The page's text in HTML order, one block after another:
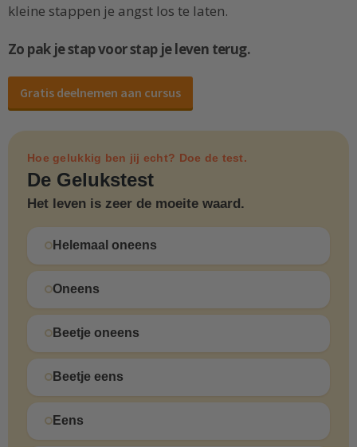
kleine stappen je angst los te laten.
Zo pak je stap voor stap je leven terug.
Gratis deelnemen aan cursus
Hoe gelukkig ben jij echt? Doe de test.
De Gelukstest
Het leven is zeer de moeite waard.
Helemaal oneens
Oneens
Beetje oneens
Beetje eens
Eens